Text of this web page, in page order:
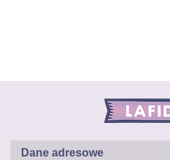
Dane adresowe